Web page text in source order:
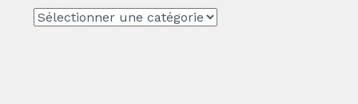
CATEGORIE